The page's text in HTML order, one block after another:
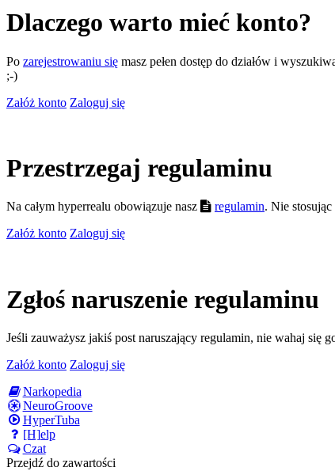
Dlaczego warto mieć konto?
Po zarejestrowaniu się masz pełen dostęp do działów i
;-)
Załóż konto Zaloguj się
Przestrzegaj regulaminu
Na całym hyperrealu obowiązuje nasz regulamin. Nie
Załóż konto Zaloguj się
Zgłoś naruszenie regulaminu
Jeśli zauważysz jakiś post naruszający regulamin, nie wahaj
Załóż konto Zaloguj się
Narkopedia
NeuroGroove
HyperTuba
[H]elp
Czat
Przejdź do zawartości